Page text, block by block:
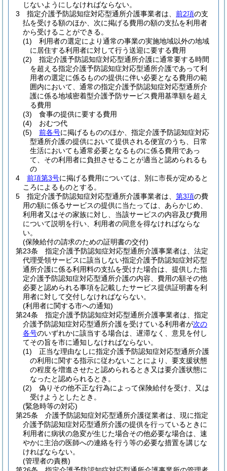
じないようにしなければならない。
3
指定介護予防認知症対応型通所介護事業者は、 前2項の支
払を受ける額のほか、次に掲げる費用の額の支払を利用者
から受けることができる。
(1)
利用者の選定により通常の事業の実施地域以外の地域
に居住する利用者に対して行う送迎に要する費用
(2)
指定介護予防認知症対応型通所介護に通常要する時間
を超える指定介護予防認知症対応型通所介護であって利
用者の選定に係るものの提供に伴い必要となる費用の範
囲内において、通常の指定介護予防認知症対応型通所介
護に係る地域密着型介護予防サービス費用基準額を超え
る費用
(3)
食事の提供に要する費用
(4)
おむつ代
(5)
前各号に掲げるもののほか、指定介護予防認知症対応
型通所介護の提供において提供される便宜のうち、日常
生活においても通常必要となるものに係る費用であっ
て、その利用者に負担させることが適当と認められるも
の
4
前項第3号に掲げる費用については、別に市長が定めると
ころによるものとする。
5
指定介護予防認知症対応型通所介護事業者は、 第3項の費
用の額に係るサービスの提供に当たっては、あらかじめ、
利用者又はその家族に対し、当該サービスの内容及び費用
について説明を行い、利用者の同意を得なければならな
い。
(保険給付の請求のための証明書の交付)
第23条
指定介護予防認知症対応型通所介護事業者は、法定
代理受領サービスに該当しない指定介護予防認知症対応型
通所介護に係る利用料の支払を受けた場合は、提供した指
定介護予防認知症対応型通所介護の内容、費用の額その他
必要と認められる事項を記載したサービス提供証明書を利
用者に対して交付しなければならない。
(利用者に関する市への通知)
第24条
指定介護予防認知症対応型通所介護事業者は、指定
介護予防認知症対応型通所介護を受けている利用者が次の
各号のいずれかに該当する場合は、遅滞なく、意見を付し
てその旨を市に通知しなければならない。
(1)
正当な理由なしに指定介護予防認知症対応型通所介護
の利用に関する指示に従わないことにより、要支援状態
の程度を増進させたと認められるとき又は要介護状態に
なったと認められるとき。
(2)
偽りその他不正な行為によって保険給付を受け、又は
受けようとしたとき。
(緊急時等の対応)
第25条
介護予防認知症対応型通所介護従業者は、現に指定
介護予防認知症対応型通所介護の提供を行っているときに
利用者に病状の急変が生じた場合その他必要な場合は、速
やかに主治の医師への連絡を行う等の必要な措置を講じな
ければならない。
(管理者の責務)